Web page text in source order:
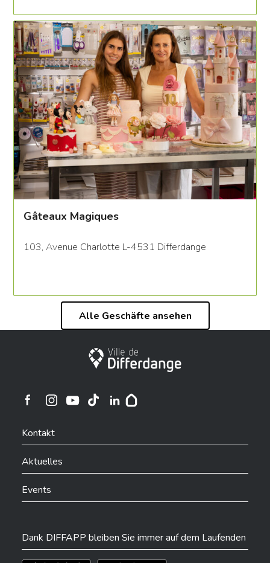
Gâteaux Magiques
103, Avenue Charlotte L-4531 Differdange
Alle Geschäfte ansehen
Stadt Differdingen
Ville de Differdange sur Instagram
Kontakt
Aktuelles
Events
Dank DIFFAPP bleiben Sie immer auf dem Laufenden